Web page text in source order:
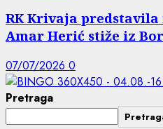
RK Krivaja predstavila
Amar Herić stiže iz
07/07/2026 0
Pretraga